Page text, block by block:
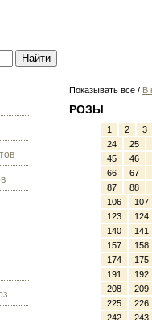
Показывать все / В
РОЗЫ
1 2
3
24
25
45
46
66
67
87
88
106
107
123
124
140
141
157
158
174
175
191
192
208
209
225
226
242
243